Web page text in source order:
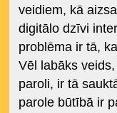
veidiem, kā
digitālo dzīvi
problēma ir tā,
Vēl labāks
paroli, ir tā
parole būtībā ir